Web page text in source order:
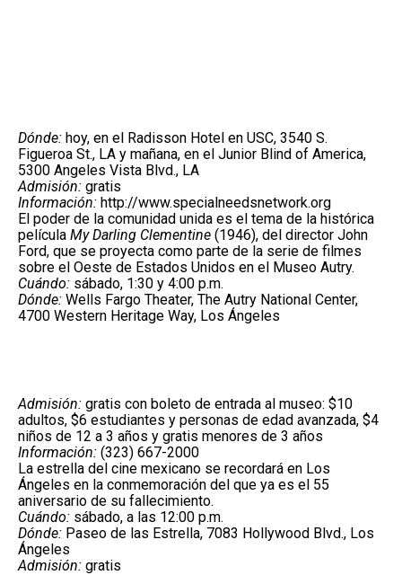
Dónde: hoy, en el Radisson Hotel en USC, 3540 S.
Figueroa St., LA y mañana, en el Junior Blind of America,
5300 Angeles Vista Blvd., LA
Admisión: gratis
Información: http://www.specialneedsnetwork.org
El poder de la comunidad unida es el tema de la histórica
película My Darling Clementine (1946), del director John
Ford, que se proyecta como parte de la serie de filmes
sobre el Oeste de Estados Unidos en el Museo Autry.
Cuándo: sábado, 1:30 y 4:00 p.m.
Dónde: Wells Fargo Theater, The Autry National Center,
4700 Western Heritage Way, Los Ángeles
Admisión: gratis con boleto de entrada al museo: $10
adultos, $6 estudiantes y personas de edad avanzada, $4
niños de 12 a 3 años y gratis menores de 3 años
Información: (323) 667-2000
La estrella del cine mexicano se recordará en Los
Ángeles en la conmemoración del que ya es el 55
aniversario de su fallecimiento.
Cuándo: sábado, a las 12:00 p.m.
Dónde: Paseo de las Estrella, 7083 Hollywood Blvd., Los
Ángeles
Admisión: gratis